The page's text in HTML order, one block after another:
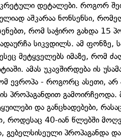
დეტალები. როგორ
აშკარაა ნონსენსი,
რომ საჭირო გახდა 15
სიკვდილს. ამ ფონზე,
მეტყველებს იმაზე, რომ
ამას უკავშირდება ის
ევროპა - როგორც ასეთი, არ
პროპაგანდით
და განცხადებები,
როდესაც 40-იან წლებში
გებელსისეული პროპაგანდა